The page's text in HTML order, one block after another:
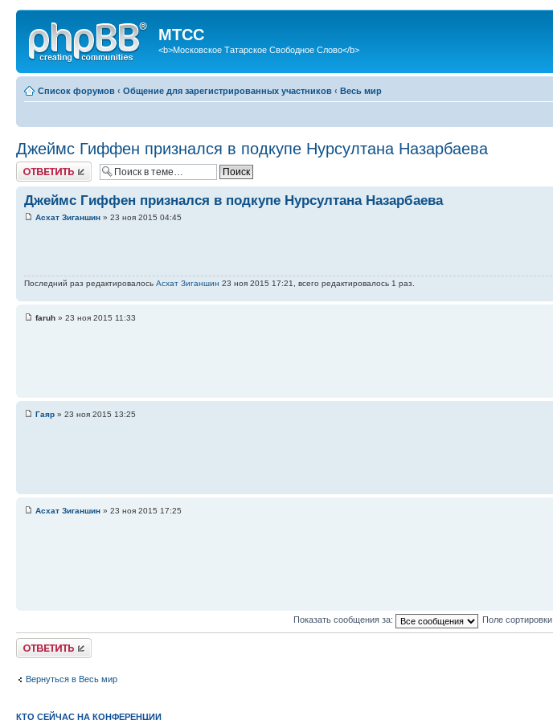
МТСС
<b>Московское Татарское Свободное Слово</b>
Список форумов ‹ Общение для зарегистрированных участников ‹ Весь мир
Джеймс Гиффен признался в подкупе Нурсултана Назарбаева
Ответить
Джеймс Гиффен признался в подкупе Нурсултана Назарбаева
Асхат Зиганшин » 23 ноя 2015 04:45
Последний раз редактировалось Асхат Зиганшин 23 ноя 2015 17:21, всего редактировалось 1 раз.
faruh » 23 ноя 2015 11:33
Гаяр » 23 ноя 2015 13:25
Асхат Зиганшин » 23 ноя 2015 17:25
Показать сообщения за: Поле сортировки
Ответить
Вернуться в Весь мир
КТО СЕЙЧАС НА КОНФЕРЕНЦИИ